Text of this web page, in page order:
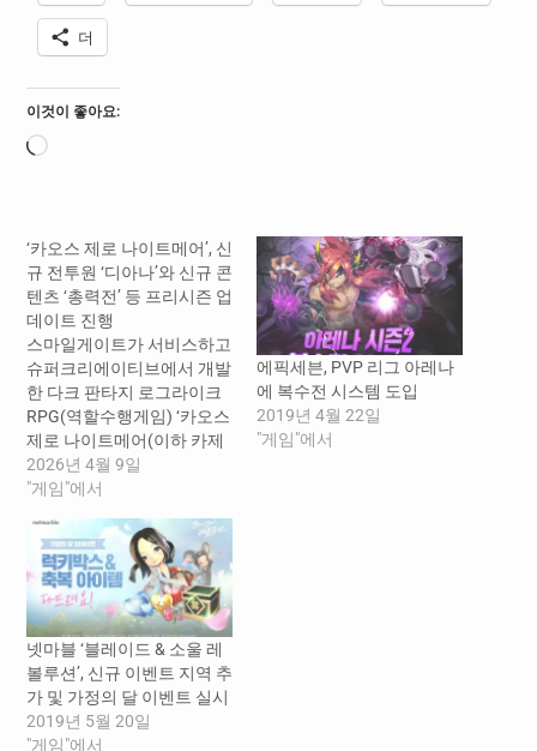
더
이것이 좋아요:
로
‘카오스 제로 나이트메어’, 신
규 전투원 ‘디아나’와 신규 콘
텐츠 ‘총력전’ 등 프리시즌 업
데이트 진행
스마일게이트가 서비스하고
슈퍼크리에이티브에서 개발
한 다크 판타지 로그라이크
RPG(역할수행게임) ‘카오스
제로 나이트메어(이하 카제
나)’가 신규 전투원 ‘디아
나’를 선보이고 신규 콘텐츠
업데이트를 진행했다고 9일
(목) 밝혔다. 디아나는 ‘열정’
속성의 ‘헌터’ 클래스 전투원
으로 끊임없이 적을 압박해
피해를 누적시키는 데 특화
되어 있다. 디아나는 보유한
카드를 버리고 ‘공명’과 ‘안
식’ 효과를 활성화시킬 수 있
는데 공명은…
2026년 4월 9일
"게임"에서
에픽세븐, PVP 리그 아레나
에 복수전 시스템 도입
2019년 4월 22일
"게임"에서
넷마블 ‘블레이드 & 소울 레
볼루션’, 신규 이벤트 지역 추
가 및 가정의 달 이벤트 실시
2019년 5월 20일
"게임"에서